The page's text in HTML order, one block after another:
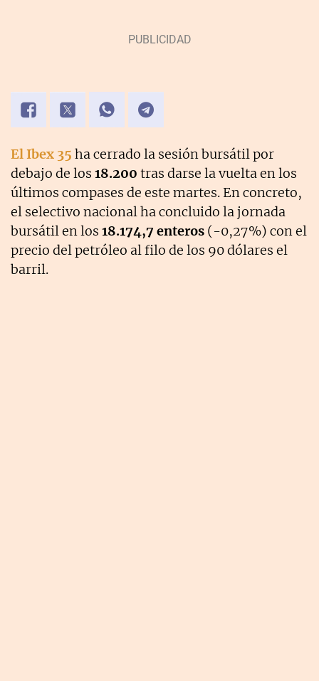
El Ibex 35 ha cerrado la sesión bursátil por
debajo de los 18.200 tras darse la vuelta en los
últimos compases de este martes. En concreto,
el selectivo nacional ha concluido la jornada
bursátil en los 18.174,7 enteros (-0,27%) con el
precio del petróleo al filo de los 90 dólares el
barril.